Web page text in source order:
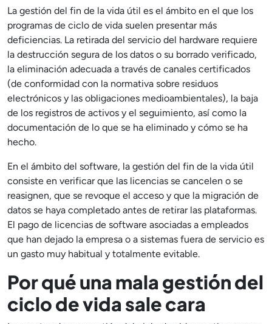
La gestión del fin de la vida útil es el ámbito en el que los
programas de ciclo de vida suelen presentar más
deficiencias. La retirada del servicio del hardware requiere
la destrucción segura de los datos o su borrado verificado,
la eliminación adecuada a través de canales certificados
(de conformidad con la normativa sobre residuos
electrónicos y las obligaciones medioambientales), la baja
de los registros de activos y el seguimiento, así como la
documentación de lo que se ha eliminado y cómo se ha
hecho.
En el ámbito del software, la gestión del fin de la vida útil
consiste en verificar que las licencias se cancelen o se
reasignen, que se revoque el acceso y que la migración de
datos se haya completado antes de retirar las plataformas.
El pago de licencias de software asociadas a empleados
que han dejado la empresa o a sistemas fuera de servicio es
un gasto muy habitual y totalmente evitable.
Por qué una mala gestión del
ciclo de vida sale cara